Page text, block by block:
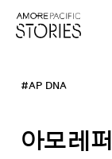
#AP DNA
아모레